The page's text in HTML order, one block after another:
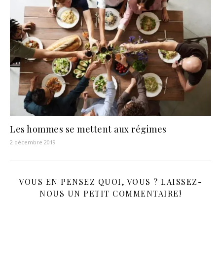
Les hommes se mettent aux régimes
2 décembre 2019
VOUS EN PENSEZ QUOI, VOUS ? LAISSEZ-
NOUS UN PETIT COMMENTAIRE!